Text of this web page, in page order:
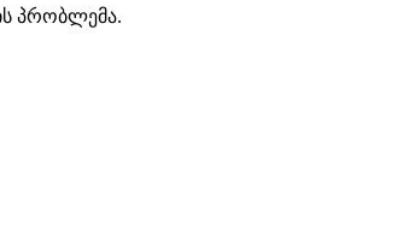
პრობლემა.